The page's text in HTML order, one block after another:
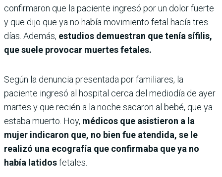
confirmaron que la paciente ingresó por un dolor fuerte
y que dijo que ya no había movimiento fetal hacía tres
días. Además, estudios demuestran que tenía sífilis,
que suele provocar muertes fetales.
Según la denuncia presentada por familiares, la
paciente ingresó al hospital cerca del mediodía de ayer
martes y que recién a la noche sacaron al bebé, que ya
estaba muerto. Hoy, médicos que asistieron a la
mujer indicaron que, no bien fue atendida, se le
realizó una ecografía que confirmaba que ya no
había latidosfetales.